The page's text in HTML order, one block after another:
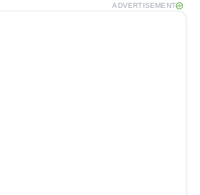
ADVERTISEMENT